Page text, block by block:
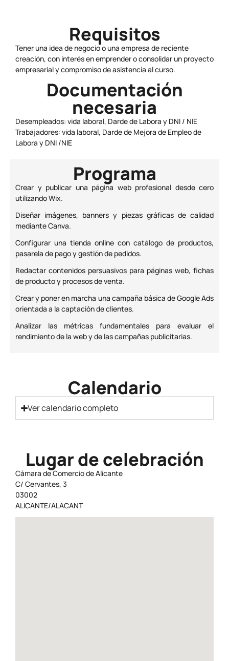
Requisitos
Tener una idea de negocio o una empresa de reciente
creación, con interés en emprender o consolidar un proyecto
empresarial y compromiso de asistencia al curso.
Documentación
necesaria
Desempleados: vida laboral, Darde de Labora y DNI / NIE
Trabajadores: vida laboral, Darde de Mejora de Empleo de
Labora y DNI /NIE
Programa
Crear y publicar una página web profesional desde cero
utilizando Wix.
Diseñar imágenes, banners y piezas gráficas de calidad
mediante Canva.
Configurar una tienda online con catálogo de productos,
pasarela de pago y gestión de pedidos.
Redactar contenidos persuasivos para páginas web, fichas
de producto y procesos de venta.
Crear y poner en marcha una campaña básica de Google Ads
orientada a la captación de clientes.
Analizar las métricas fundamentales para evaluar el
rendimiento de la web y de las campañas publicitarias.
Calendario
Ver calendario completo
Lugar de celebración
Cámara de Comercio de Alicante
C/ Cervantes, 3
03002
ALICANTE/ALACANT